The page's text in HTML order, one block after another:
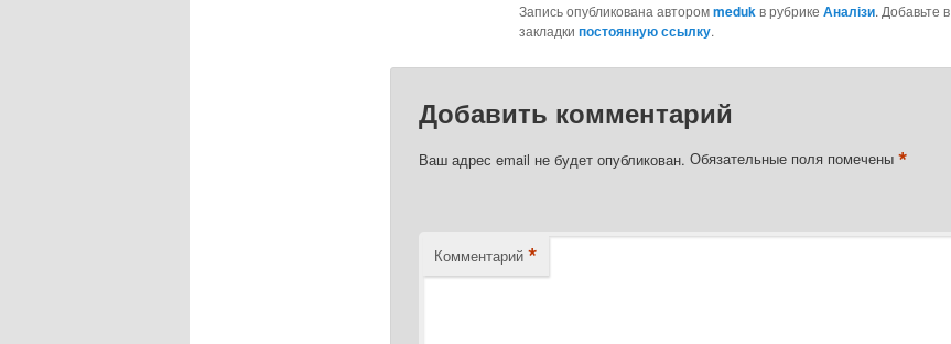
Запись опубликована авторомmedukв рубрике Аналізи. Добавьте в
закладки постоянную ссылку.
Добавить комментарий
Ваш адрес email не будет опубликован. Обязательные поля помечены *
Комментарий *